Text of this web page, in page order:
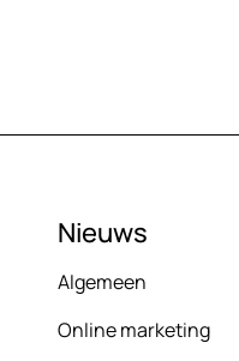
Nieuws
Algemeen
Online marketing